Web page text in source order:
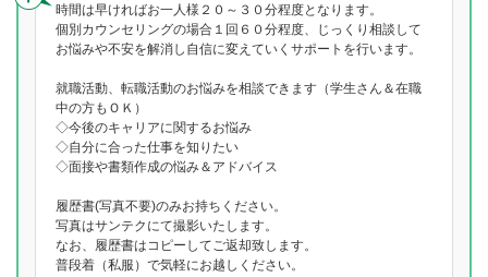
時間は早ければお一人様２０～３０分程度となります。
個別カウンセリングの場合１回６０分程度、じっくり相談して
お悩みや不安を解消し自信に変えていくサポートを行います。
就職活動、転職活動のお悩みを相談できます（学生さん＆在職
中の方もＯＫ）
◇今後のキャリアに関するお悩み
◇自分に合った仕事を知りたい
◇面接や書類作成の悩み＆アドバイス
履歴書(写真不要)のみお持ちください。
写真はサンテクにて撮影いたします。
なお、履歴書はコピーしてご返却致します。
普段着（私服）で気軽にお越しください。